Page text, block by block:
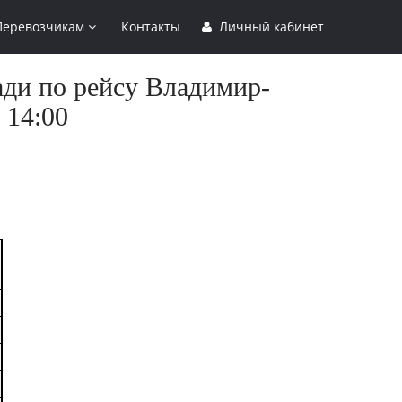
Контакты Личный кабинет
по рейсу Владимир-
14:00